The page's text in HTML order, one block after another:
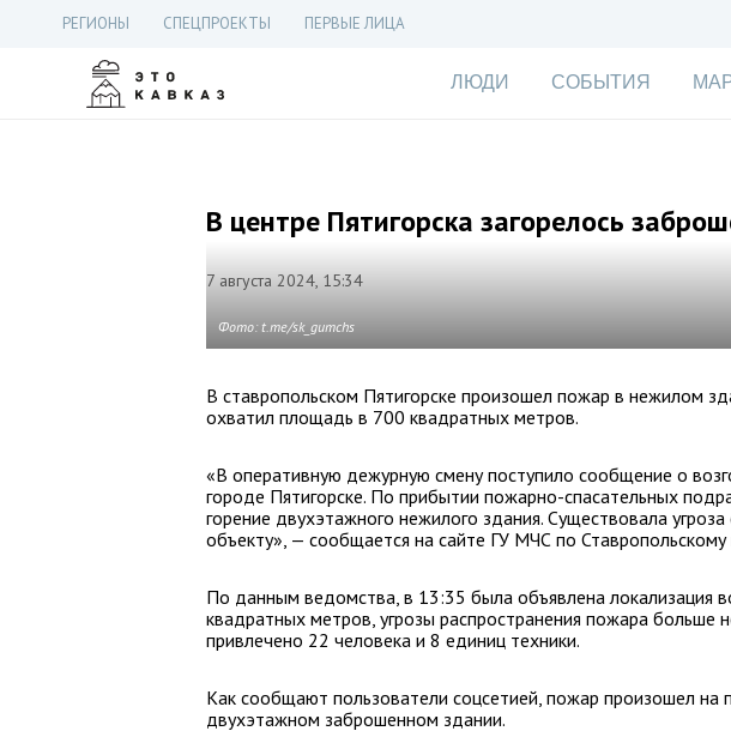
РЕГИОНЫ СПЕЦПРОЕКТЫ ПЕРВЫЕ ЛИЦА
ЛЮДИ СОБЫТИЯ
В центре Пятигорска загорелось
7 августа 2024, 15:34
Фото: t.me/sk_gumchs
В ставропольском Пятигорске произошел пожар в нежилом
охватил площадь в 700 квадратных метров.
«В оперативную дежурную смену поступило сообщение о
городе Пятигорске. По прибытии пожарно-спасательных
горение двухэтажного нежилого здания. Существовала
объекту», — сообщается на сайте ГУ МЧС по Ставропольскому
По данным ведомства, в 13:35 была объявлена локализация
квадратных метров, угрозы распространения пожара больше
привлечено 22 человека и 8 единиц техники.
Как сообщают пользователи соцсетией, пожар произошел на
двухэтажном заброшенном здании.